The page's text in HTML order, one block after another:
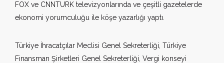
FOX ve CNNTURK televizyonlarında ve çeşitli gazetelerde
ekonomi yorumculuğu ile köşe yazarlığı yaptı.
Türkiye İhracatçılar Meclisi Genel Sekreterliği, Türkiye
Finansman Şirketleri Genel Sekreterliği, Vergi konseyi